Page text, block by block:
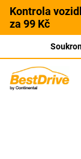
Kontrola
za 99 Kč